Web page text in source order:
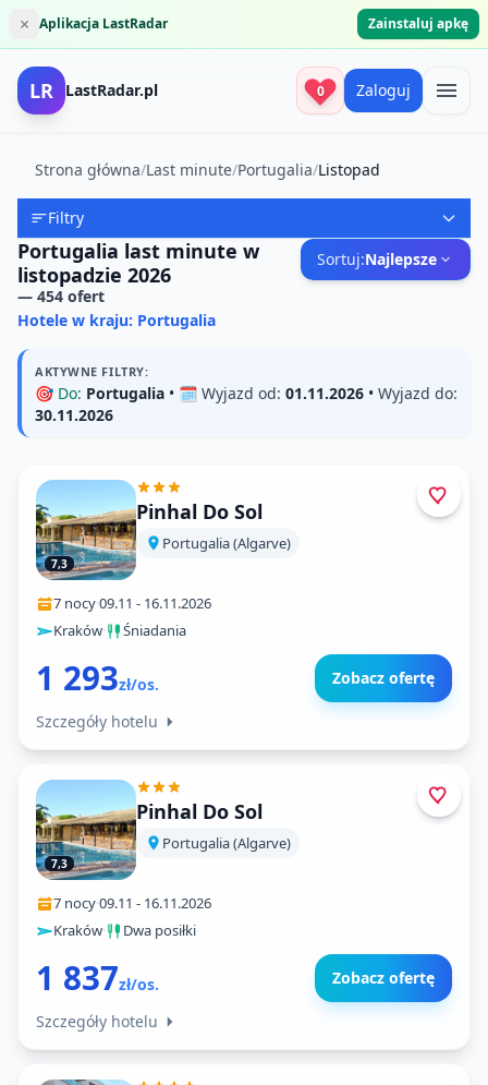
× Aplikacja LastRadar Zainstaluj apkę
LR LastRadar.pl 0 Zaloguj
Strona główna/Last minute/Portugalia/Listopad
Filtry
Portugalia last minute w
listopadzie 2026
— 454 ofert
Sortuj:Najlepsze
Hotele w kraju: Portugalia
AKTYWNE FILTRY:
🎯 Do: Portugalia • 🗓️ Wyjazd od: 01.11.2026 • Wyjazd do:
30.11.2026
7,3
Pinhal Do Sol
Portugalia (Algarve)
7 nocy·09.11 - 16.11.2026
Kraków· Śniadania
1 293zł/os. Zobacz ofertę
Szczegóły hotelu
7,3
Pinhal Do Sol
Portugalia (Algarve)
7 nocy·09.11 - 16.11.2026
Kraków· Dwa posiłki
1 837zł/os. Zobacz ofertę
Szczegóły hotelu